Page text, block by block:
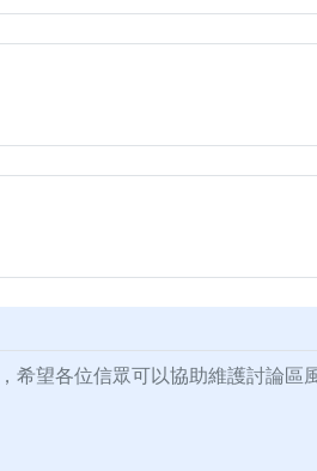
希望各位信眾可以協助維護討論區